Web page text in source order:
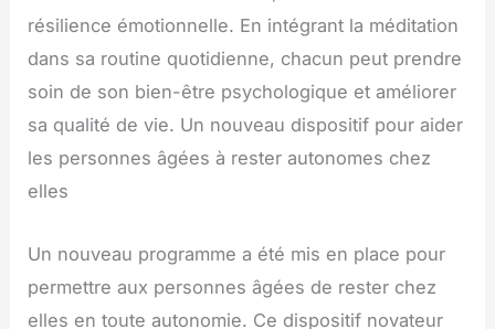
résilience émotionnelle. En intégrant la méditation
dans sa routine quotidienne, chacun peut prendre
soin de son bien-être psychologique et améliorer
sa qualité de vie. Un nouveau dispositif pour aider
les personnes âgées à rester autonomes chez
elles
Un nouveau programme a été mis en place pour
permettre aux personnes âgées de rester chez
elles en toute autonomie. Ce dispositif novateur